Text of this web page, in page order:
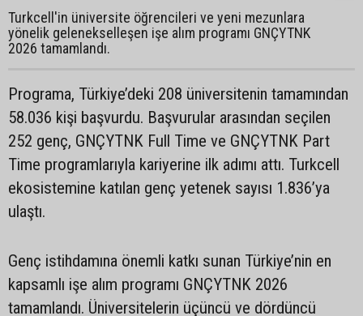
Turkcell'in üniversite öğrencileri ve yeni mezunlara
yönelik gelenekselleşen işe alım programı GNÇYTNK
2026 tamamlandı.
Programa, Türkiye’deki 208 üniversitenin tamamından
58.036 kişi başvurdu. Başvurular arasından seçilen
252 genç, GNÇYTNK Full Time ve GNÇYTNK Part
Time programlarıyla kariyerine ilk adımı attı. Turkcell
ekosistemine katılan genç yetenek sayısı 1.836’ya
ulaştı.
Genç istihdamına önemli katkı sunan Türkiye’nin en
kapsamlı işe alım programı GNÇYTNK 2026
tamamlandı. Üniversitelerin üçüncü ve dördüncü